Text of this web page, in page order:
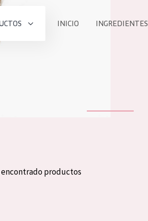
INICIO INGREDIENTES
encontrado productos